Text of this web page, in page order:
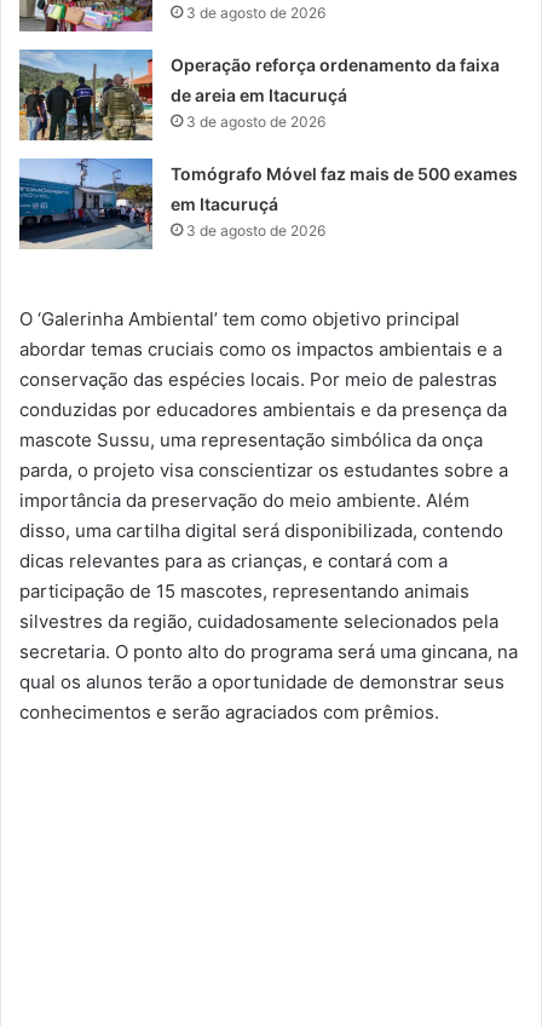
3 de agosto de 2026
Operação reforça ordenamento da faixa
de areia em Itacuruçá
3 de agosto de 2026
Tomógrafo Móvel faz mais de 500 exames
em Itacuruçá
3 de agosto de 2026
O ‘Galerinha Ambiental’ tem como objetivo principal
abordar temas cruciais como os impactos ambientais e a
conservação das espécies locais. Por meio de palestras
conduzidas por educadores ambientais e da presença da
mascote Sussu, uma representação simbólica da onça
parda, o projeto visa conscientizar os estudantes sobre a
importância da preservação do meio ambiente. Além
disso, uma cartilha digital será disponibilizada, contendo
dicas relevantes para as crianças, e contará com a
participação de 15 mascotes, representando animais
silvestres da região, cuidadosamente selecionados pela
secretaria. O ponto alto do programa será uma gincana, na
qual os alunos terão a oportunidade de demonstrar seus
conhecimentos e serão agraciados com prêmios.